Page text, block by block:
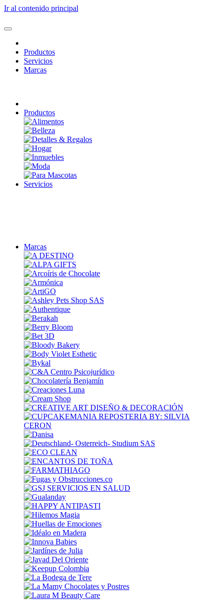
Ir al contenido principal
Productos
Servicios
Marcas
Productos
Servicios
Marcas